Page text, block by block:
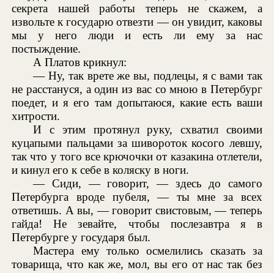
секрета нашей работы теперь не скажем, а
извольте к государю отвезти — он увидит, каковы
мы у него люди и есть ли ему за нас
постыждение.
А Платов крикнул:
— Ну, так врете же вы, подлецы, я с вами так
не расстануся, а один из вас со мною в Петербург
поедет, и я его там допытаюся, какие есть ваши
хитрости.
И с этим протянул руку, схватил своими
куцапыми пальцами за шивороток косого левшу,
так что у того все крючочки от казакина отлетели,
и кинул его к себе в коляску в ноги.
— Сиди, — говорит, — здесь до самого
Петербурга вроде пубеля, — ты мне за всех
ответишь. А вы, — говорит свистовым, — теперь
гайда! Не зевайте, чтобы послезавтра я в
Петербурге у государя был.
Мастера ему только осмелились сказать за
товарища, что как же, мол, вы его от нас так без